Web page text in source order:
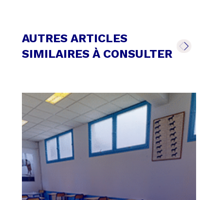
AUTRES ARTICLES
SIMILAIRES À CONSULTER